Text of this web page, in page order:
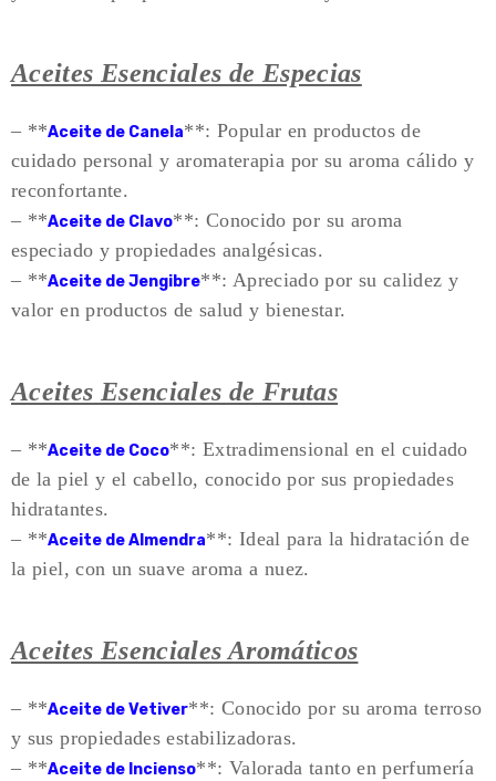
Aceites Esenciales de Especias
– **Aceite de Canela**: Popular en productos de
cuidado personal y aromaterapia por su aroma cálido y
reconfortante.
– **Aceite de Clavo**: Conocido por su aroma
especiado y propiedades analgésicas.
– **Aceite de Jengibre**: Apreciado por su calidez y
valor en productos de salud y bienestar.
Aceites Esenciales de Frutas
– **Aceite de Coco**: Extradimensional en el cuidado
de la piel y el cabello, conocido por sus propiedades
hidratantes.
– **Aceite de Almendra**: Ideal para la hidratación de
la piel, con un suave aroma a nuez.
Aceites Esenciales Aromáticos
– **Aceite de Vetiver**: Conocido por su aroma terroso
y sus propiedades estabilizadoras.
– **Aceite de Incienso**: Valorada tanto en perfumería